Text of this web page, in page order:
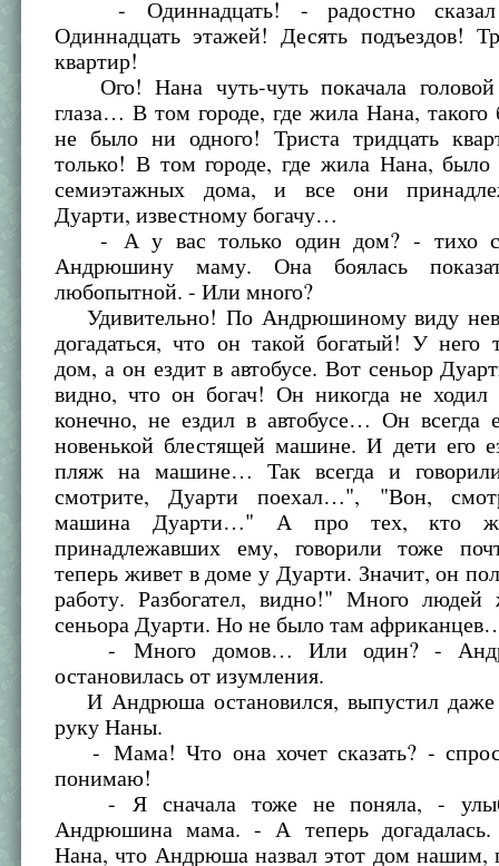
- Одиннадцать! - радостно
Одиннадцать этажей! Десять подъездов!
квартир!
Ого! Нана чуть-чуть покачала
глаза… В том городе, где жила Нана, такого
не было ни одного! Триста тридцать
только! В том городе, где жила Нана, было
семиэтажных дома, и все они
Дуарти, известному богачу…
- А у вас только один дом? - тихо
Андрюшину маму. Она боялась
любопытной. - Или много?
Удивительно! По Андрюшиному виду
догадаться, что он такой богатый! У него
дом, а он ездит в автобусе. Вот сеньор
видно, что он богач! Он никогда не
конечно, не ездил в автобусе… Он всегда
новенькой блестящей машине. И дети его
пляж на машине… Так всегда и
смотрите, Дуарти поехал…", "Вон,
машина Дуарти…" А про тех, кто
принадлежавших ему, говорили тоже
теперь живет в доме у Дуарти. Значит, он
работу. Разбогател, видно!" Много
сеньора Дуарти. Но не было там
- Много домов… Или один? -
остановилась от изумления.
И Андрюша остановился, выпустил даже
руку Наны.
- Мама! Что она хочет сказать? -
понимаю!
- Я сначала тоже не поняла, -
Андрюшина мама. - А теперь
Нана, что Андрюша назвал этот дом нашим,